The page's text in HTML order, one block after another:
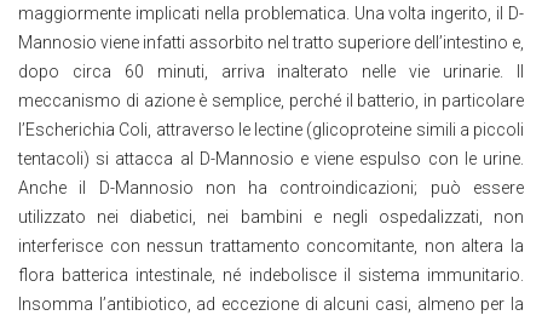
maggiormente implicati nella problematica. Una volta ingerito, il D-
Mannosio viene infatti assorbito nel tratto superiore dell’intestino e,
dopo circa 60 minuti, arriva inalterato nelle vie urinarie. Il
meccanismo di azione è semplice, perché il batterio, in particolare
l’Escherichia Coli, attraverso le lectine (glicoproteine simili a piccoli
tentacoli) si attacca al D-Mannosio e viene espulso con le urine.
Anche il D-Mannosio non ha controindicazioni; può essere
utilizzato nei diabetici, nei bambini e negli ospedalizzati, non
interferisce con nessun trattamento concomitante, non altera la
flora batterica intestinale, né indebolisce il sistema immunitario.
Insomma l’antibiotico, ad eccezione di alcuni casi, almeno per la